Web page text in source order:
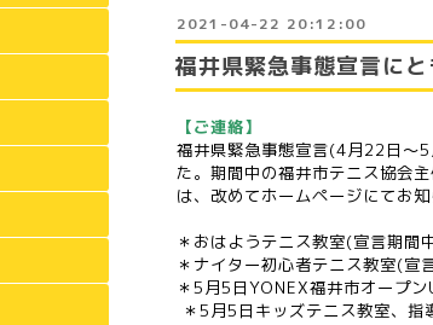
2021-04-22 20:12:00
福井県緊急事態宣言に
【ご連絡】
福井県緊急事態宣言(4月22日〜
た。期間中の福井市テニス協会
は、改めてホームページにてお
＊おはようテニス教室(宣言期間
＊ナイター初心者テニス教室(宣
＊5月5日YONEX福井市オープ
＊5月5日キッズテニス教室、指